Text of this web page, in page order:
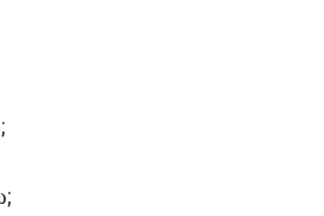
;
;